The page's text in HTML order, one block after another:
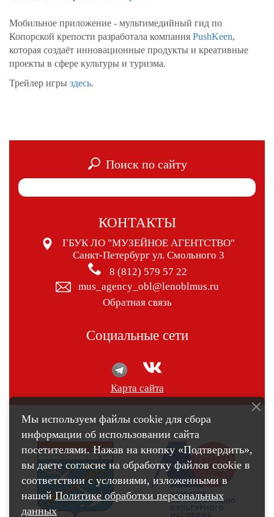
Мобильное приложение - мультимедийный гид по
Копорской крепости разработала компания PushKeen,
которая создаёт инновационные продукты и креативные
проекты в сфере культуры и туризма.
Трейлер игры здесь.
Поиск по сайту
КОНТАКТЫ
ГБУК ЛО "МУЗЕЙНОЕ АГЕНТСТВО"
Санкт-Петербург ул. Смольного 3
8 (812) 579 57 22
mus_agency_obl@lenoblmus.ru
Обратная связь
Социальные сети
Карта сайта
Мы используем файлы cookie для сбора
информации об использовании сайта
посетителями. Нажав на кнопку «Подтвердить»,
вы даете согласие на обработку файлов cookie в
соответствии с условиями, изложенными в
нашей Политике обработки персональных
данных